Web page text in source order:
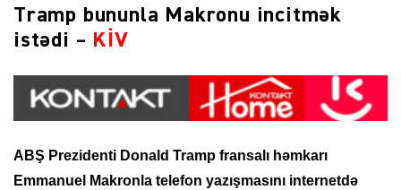
Tramp bununla Makronu incitmək
istədi – KİV
ABŞ Prezidenti Donald Tramp fransalı həmkarı
Emmanuel Makronla telefon yazışmasını internetdə